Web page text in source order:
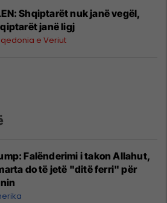
Shqiptarët nuk janë vegël,
janë ligj
e Veriut
Falënderimi i takon Allahut,
do të jetë "ditë ferri" për